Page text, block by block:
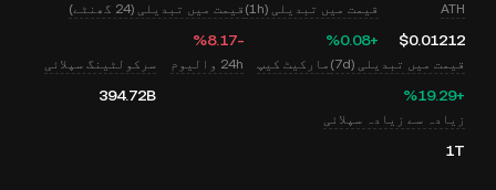
ATH
$0.01212
قیمت میں تبدیلی (1h)
‮+‭0.08‬%‬
قیمت میں تبدیلی (24 گھنٹے)
‮-‭8.17‬%‬
قیمت میں تبدیلی (7d)
‮+‭19.29‬%‬
مارکیٹ کیپ 24h والیوم سرکولٹینگ سپلائی
394.72B
زیادہ سے زیادہ سپلائی
1T